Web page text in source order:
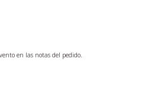
en las notas del pedido.